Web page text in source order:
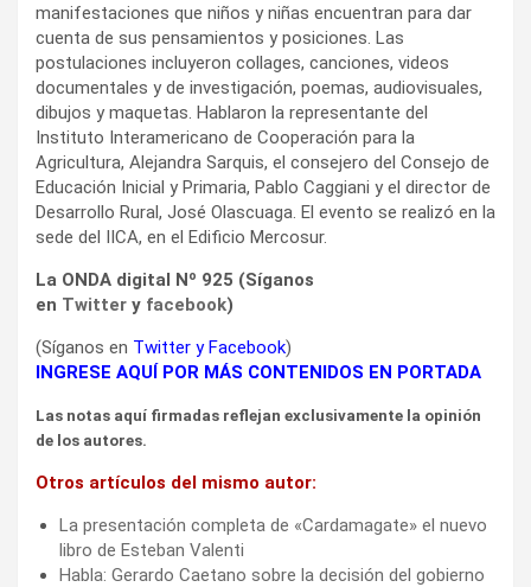
manifestaciones que niños y niñas encuentran para dar
cuenta de sus pensamientos y posiciones. Las
postulaciones incluyeron collages, canciones, videos
documentales y de investigación, poemas, audiovisuales,
dibujos y maquetas. Hablaron la representante del
Instituto Interamericano de Cooperación para la
Agricultura, Alejandra Sarquis, el consejero del Consejo de
Educación Inicial y Primaria, Pablo Caggiani y el director de
Desarrollo Rural, José Olascuaga. El evento se realizó en la
sede del IICA, en el Edificio Mercosur.
La ONDA digital Nº 925 (Síganos
en Twitter y facebook)
(Síganos en Twitter yFacebook)
INGRESE AQUÍ POR MÁS CONTENIDOS EN PORTADA
Las notas aquí firmadas reflejan exclusivamente la opinión
de los autores.
Otros artículos del mismo autor:
La presentación completa de «Cardamagate» el nuevo
libro de Esteban Valenti
Habla: Gerardo Caetano sobre la decisión del gobierno